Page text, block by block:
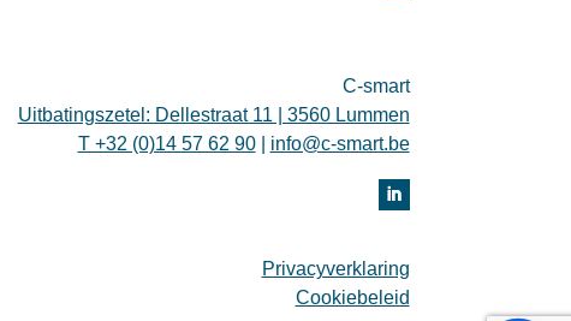
C-smart
Uitbatingszetel: Dellestraat 11 | 3560 Lummen
T +32 (0)14 57 62 90| info@c-smart.be
Privacyverklaring
Cookiebeleid